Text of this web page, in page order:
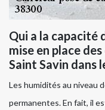
Qui a la capacité
mise en place
Saint Savin dans
Les humidités au niveau
permanentes. En fait, il